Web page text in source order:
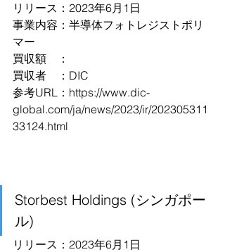
リリース：2023年6月1日
事業内容：半導体フォトレジストポリ
マー
買収額　：
買収者　：DIC
参考URL：https://www.dic-
global.com/ja/news/2023/ir/202305311
33124.html
Storbest Holdings (シンガポー
ル)
リリース：2023年6月1日